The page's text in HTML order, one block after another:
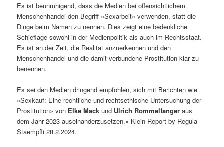
Es ist beunruhigend, dass die Medien bei offensichtlichem
Menschenhandel den Begriff «Sexarbeit» verwenden, statt die
Dinge beim Namen zu nennen. Dies zeigt eine bedenkliche
Schieflage sowohl in der Medienpolitik als auch im Rechtsstaat.
Es ist an der Zeit, die Realität anzuerkennen und den
Menschenhandel und die damit verbundene Prostitution klar zu
benennen.
Es sei den Medien dringend empfohlen, sich mit Berichten wie
«Sexkauf: Eine rechtliche und rechtsethische Untersuchung der
Prostitution» von Elke Mack und Ulrich Rommelfanger aus
dem Jahr 2023 auseinanderzusetzen.» Klein Report by Regula
Staempfli 28.2.2024.